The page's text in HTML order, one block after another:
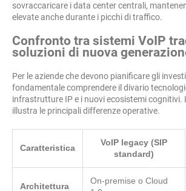
sovraccaricare i data center centrali,
elevate anche durante i picchi di traffico.
Confronto tra sistemi VoIP
soluzioni di nuova
Per le aziende che devono pianificare gli
fondamentale comprendere il divario
infrastrutture IP e i nuovi ecosistemi cognitivi.
illustra le principali differenze operative.
Caratteristica
VoIP legacy (SIP
standard)
Architettura
On-premise o Cloud